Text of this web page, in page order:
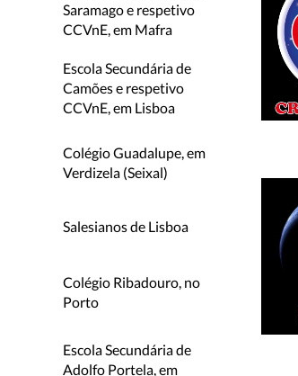
Saramago e respetivo
CCVnE, em Mafra
Escola Secundária de
Camões e respetivo
CCVnE, em Lisboa
Colégio Guadalupe, em
Verdizela (Seixal)
Salesianos de Lisboa
Colégio Ribadouro, no
Porto
Escola Secundária de
Adolfo Portela, em